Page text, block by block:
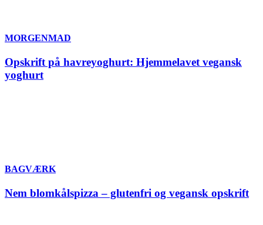
MORGENMAD
Opskrift på havreyoghurt: Hjemmelavet vegansk
yoghurt
BAGVÆRK
Nem blomkålspizza – glutenfri og vegansk opskrift